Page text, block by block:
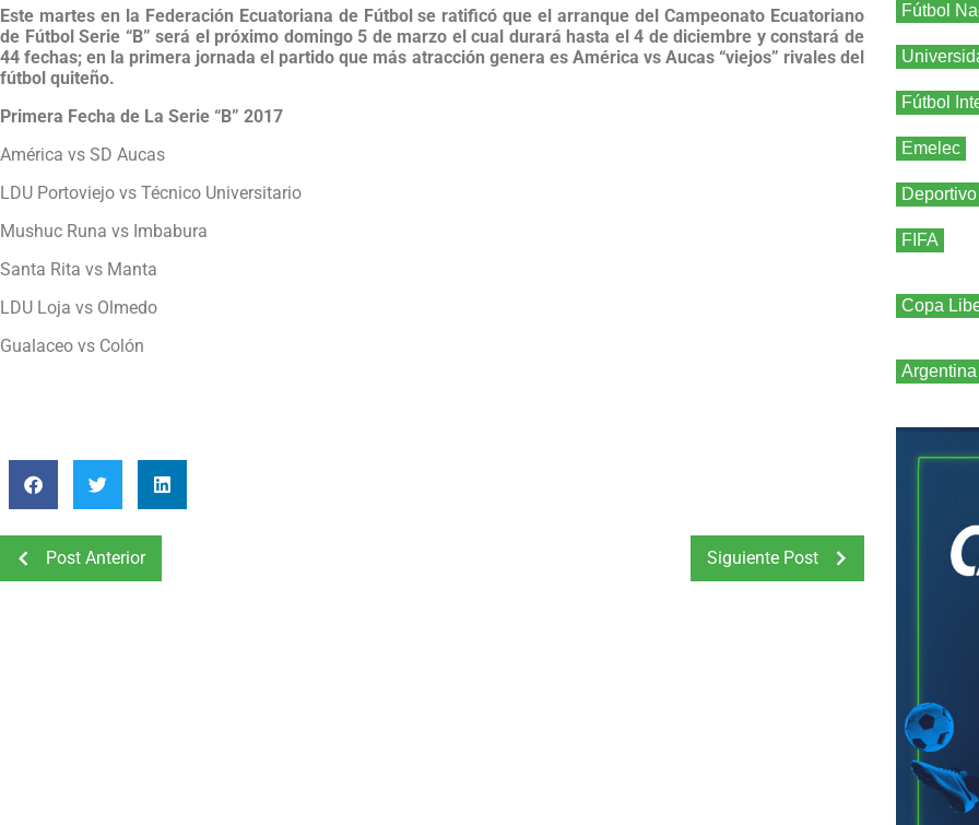
Este martes en la Federación Ecuatoriana de Fútbol se ratificó que el arranque del Campeonato Ecuatoriano
de Fútbol Serie “B” será el próximo domingo 5 de marzo el cual durará hasta el 4 de diciembre y constará de
44 fechas; en la primera jornada el partido que más atracción genera es América vs Aucas “viejos” rivales del
fútbol quiteño.
Primera Fecha de La Serie “B” 2017
América vs SD Aucas
LDU Portoviejo vs Técnico Universitario
Mushuc Runa vs Imbabura
Santa Rita vs Manta
LDU Loja vs Olmedo
Gualaceo vs Colón
Post Anterior Siguiente Post
Fútbol
Fútbol
Emelec
FIFA
Copa
Argentina